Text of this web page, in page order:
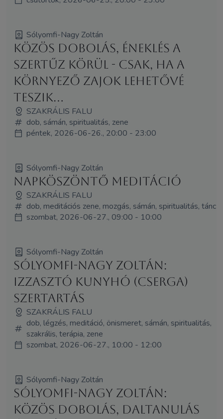
Sólyomfi-Nagy Zoltán
Közös dobolás, éneklés a
Szertűz körül - csak, ha a
környező zajok lehetővé
teszik...
SZAKRÁLIS FALU
dob, sámán, spiritualitás, zene
péntek, 2026-06-26., 20:00 - 23:00
Sólyomfi-Nagy Zoltán
Napköszöntő meditáció
SZAKRÁLIS FALU
dob, meditációs zene, mozgás, sámán, spiritualitás, tánc
szombat, 2026-06-27., 09:00 - 10:00
Sólyomfi-Nagy Zoltán
Sólyomfi-Nagy Zoltán:
Izzasztó kunyhó (Cserga)
szertartás
SZAKRÁLIS FALU
dob, légzés, meditáció, önismeret, sámán, spiritualitás,
szakrális, terápia, zene
szombat, 2026-06-27., 10:00 - 12:00
Sólyomfi-Nagy Zoltán
Sólyomfi-Nagy Zoltán:
Közös dobolás, daltanulás